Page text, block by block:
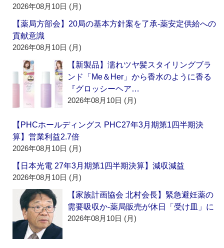
2026年08月10日 (月)
【薬局方部会】20局の基本方針案を了承‐薬安定供給への
貢献意識
2026年08月10日 (月)
【新製品】濡れツヤ髪スタイリングブラ
ンド「Me＆Her」から香水のように香る
『グロッシーヘア…
2026年08月10日 (月)
【PHCホールディングス PHC27年3月期第1四半期決
算】営業利益2.7倍
2026年08月10日 (月)
【日本光電 27年3月期第1四半期決算】減収減益
2026年08月10日 (月)
【家族計画協会 北村会長】緊急避妊薬の
需要吸収か‐薬局販売が休日「受け皿」に
2026年08月10日 (月)